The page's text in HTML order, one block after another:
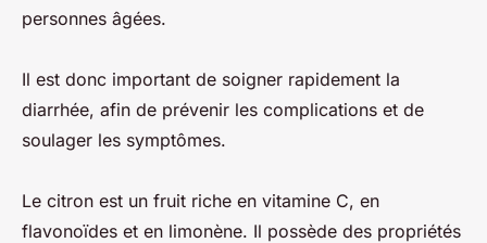
personnes âgées.
Il est donc important de soigner rapidement la
diarrhée, afin de prévenir les complications et de
soulager les symptômes.
Le citron est un fruit riche en vitamine C, en
flavonoïdes et en limonène. Il possède des propriétés